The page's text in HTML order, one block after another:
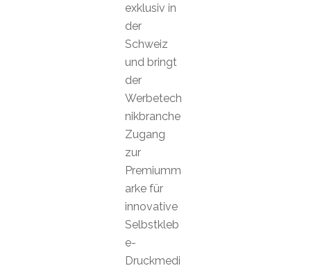
exklusiv in
der
Schweiz
und bringt
der
Werbetech
nikbranche
Zugang
zur
Premiumm
arke für
innovative
Selbstkleb
e-
Druckmedi